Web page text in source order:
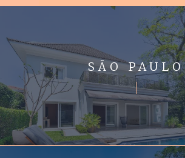
SÃO PAULO